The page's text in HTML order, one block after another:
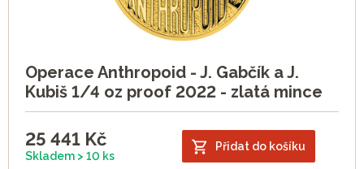
Operace Anthropoid - J. Gabčík a J.
Kubiš 1/4 oz proof 2022 - zlatá mince
25 441 Kč
Skladem > 10 ks
Přidat do košíku